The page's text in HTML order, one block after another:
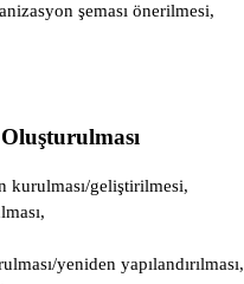
şeması önerilmesi,
kurulması/geliştirilmesi,
yeniden yapılandırılması,